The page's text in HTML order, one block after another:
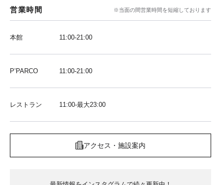
営業時間 ※当面の間営業時間を短縮しております
本館 11:00-21:00
P’PARCO 11:00-21:00
レストラン 11:00-最大23:00
アクセス・施設案内